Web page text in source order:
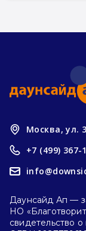
Москва, ул.
+7 (499) 367-
Даунсайд Ап —
НО
свидетельство